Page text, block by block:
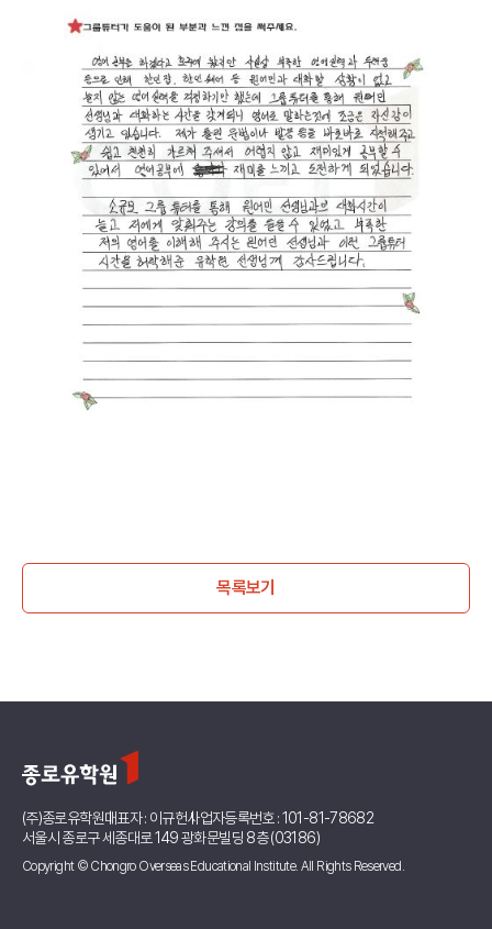
목록보기
(주)종로유학원대표자 : 이규헌사업자등록번호 : 101-81-78682
서울시 종로구 세종대로 149 광화문빌딩 8층 (03186)
Copyright © Chongro Overseas Educational Institute. All Rights Reserved.